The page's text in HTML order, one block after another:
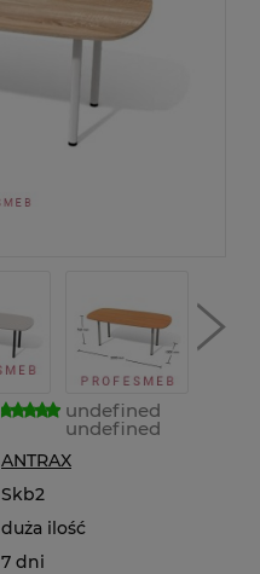
undefined
undefined
ANTRAX
Skb2
duża ilość
7 dni